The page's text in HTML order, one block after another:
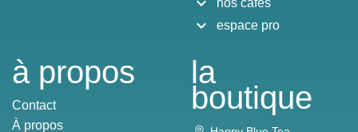
espace pro
expand_more
à propos
Contact
À propos
la
boutique